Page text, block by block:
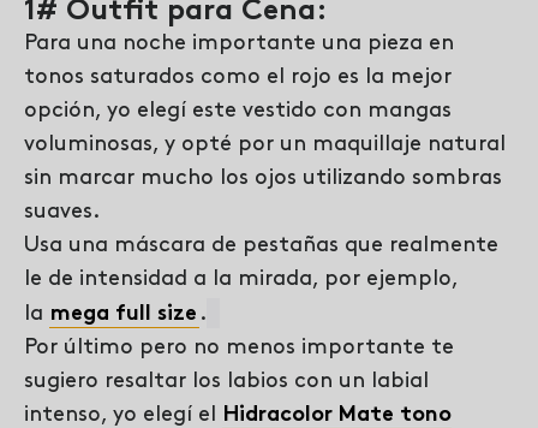
1# Outfit para Cena:
Para una noche importante una pieza en
tonos saturados como el rojo es la mejor
opción, yo elegí este vestido con mangas
voluminosas, y opté por un maquillaje natural
sin marcar mucho los ojos utilizando sombras
suaves.
Usa una máscara de pestañas que realmente
le de intensidad a la mirada, por ejemplo,
la mega full size .
Por último pero no menos importante te
sugiero resaltar los labios con un labial
intenso, yo elegí el Hidracolor Mate tono